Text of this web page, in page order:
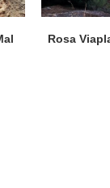
Rosa